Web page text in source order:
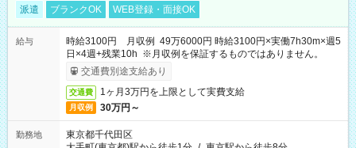
派遣 ブランクOK WEB登録・面接OK
給与
時給3100円 月収例 49万6000円 時給3100円×実働7h30m×週5
日×4週+残業10h ※月収例を保証するものではありません。
交通費別途支給あり
交通費 1ヶ月3万円を上限として実費支給
月収例 30万円～
勤務地
東京都千代田区